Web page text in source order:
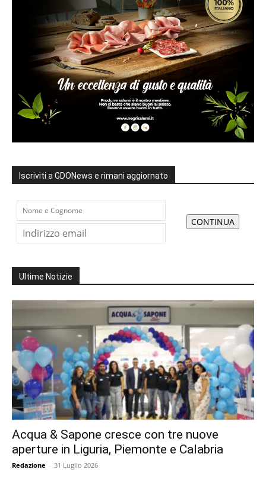
Iscriviti a GDONews e rimani aggiornato
Ultime Notizie
Acqua & Sapone cresce con tre nuove
aperture in Liguria, Piemonte e Calabria
Redazione - 31 Luglio 2026